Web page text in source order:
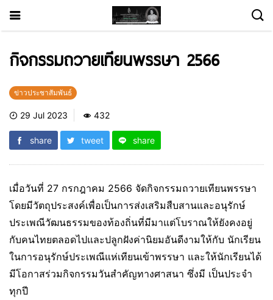
กิจกรรมถวายเทียนพรรษา 2566
ข่าวประชาสัมพันธ์
29 Jul 2023 432
share tweet share
เมื่อวันที่ 27 กรกฎาคม 2566 จัดกิจกรรมถวายเทียนพรรษา
โดยมีวัตถุประสงค์เพื่อเป็นการส่งเสริมสืบสานและอนุรักษ์
ประเพณีวัฒนธรรมของท้องถิ่นที่มีมาแต่โบราณให้ยังคงอยู่
กับคนไทยตลอดไปและปลูกฝังค่านิยมอันดีงามให้กับ นักเรียน
ในการอนุรักษ์ประเพณีแห่เทียนเข้าพรรษา และให้นักเรียนได้
มีโอกาสร่วมกิจกรรมวันสำคัญทางศาสนา ซึ่งมี เป็นประจำ
ทุกปี